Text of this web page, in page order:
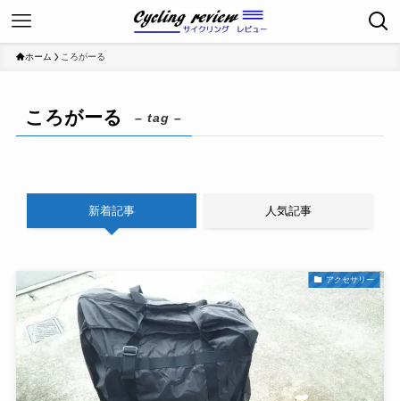
ホーム ころがーる
ころがーる – tag –
新着記事 人気記事
アクセサリー